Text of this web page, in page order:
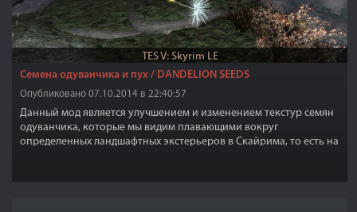
TES V: Skyrim LE
Семена одуванчика и пух / DANDELION SEEDS
Опубликовано 07.10.2014 в 22:40:57
Данный мод является улучшением и изменением текстур семян
одуванчика, которые мы видим плавающими вокруг
определенных ландшафтных экстерьеров в Скайрима, то есть на